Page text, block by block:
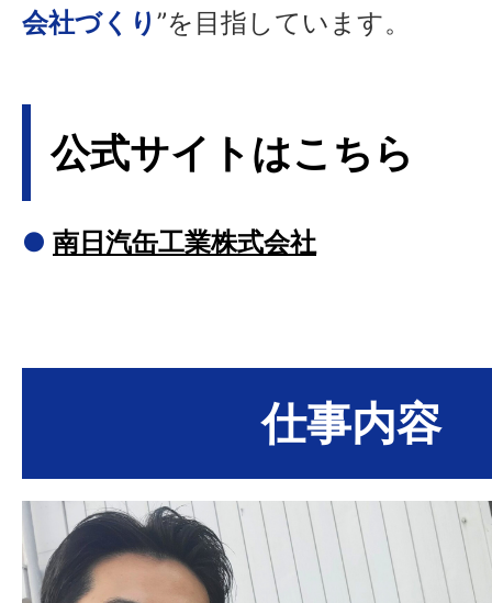
会社づくり ”を目指しています。
公式サイトはこちら
● 南日汽缶工業株式会社
仕事内容